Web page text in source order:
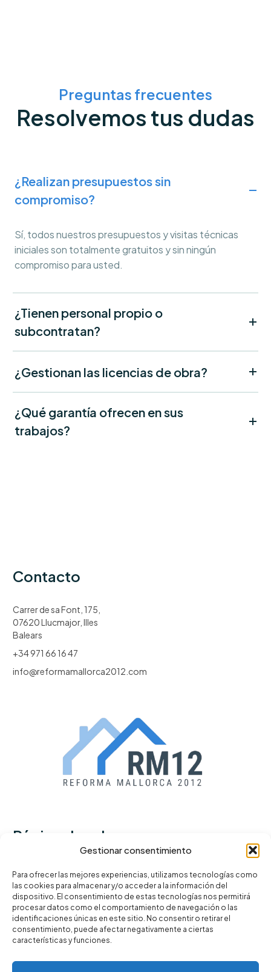
Gestionar consentimiento
Para ofrecer las mejores experiencias, utilizamos tecnologías como
las cookies para almacenar y/o acceder a la información del
dispositivo. El consentimiento de estas tecnologías nos permitirá
procesar datos como el comportamiento de navegación o las
identificaciones únicas en este sitio. No consentir o retirar el
consentimiento, puede afectar negativamente a ciertas
características y funciones.
Preguntas frecuentes
Resolvemos tus dudas
¿Realizan presupuestos sin
compromiso?
Sí, todos nuestros presupuestos y visitas técnicas
iniciales son totalmente gratuitos y sin ningún
compromiso para usted.
¿Tienen personal propio o
subcontratan?
¿Gestionan las licencias de obra?
¿Qué garantía ofrecen en sus
trabajos?
Contacto
Carrer de sa Font, 175,
07620 Llucmajor, Illes
Balears
+34 971 66 16 47
info@reformamallorca2012.com
Páginas legales
Política de privacidad
Términos y condiciones
Política de cookies